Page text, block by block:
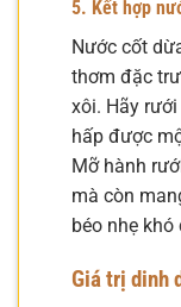
5. Kết hợp
Nước cốt
thơm đặc
xôi. Hãy
hấp được
Mỡ hành
mà còn
béo nhẹ khó
Giá trị dinh